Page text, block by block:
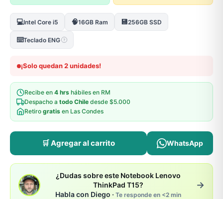
💻Intel Core i5 🧠16GB Ram 💾256GB SSD
⌨️Teclado ENG ?
¡Solo quedan 2 unidades!
Recibe en 4 hrs hábiles en RM
Despacho a todo Chile desde $5.000
Retiro gratis en Las Condes
🛒 Agregar al carrito WhatsApp
¿Dudas sobre este Notebook Lenovo
ThinkPad T15?
Habla con Diego · Te responde en <2 min
→